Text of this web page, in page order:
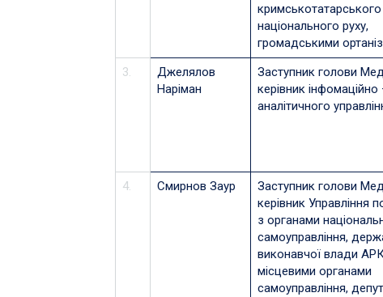
кримськотатарського
національного руху,
громадськими
3.
Джелялов
Наріман
Заступник голови
керівник інфомаційно
аналітичного
4. Смирнов Заур
Заступник голови
керівник Управління
з органами
самоуправління,
виконавчої влади
місцевими органами
самоуправління,